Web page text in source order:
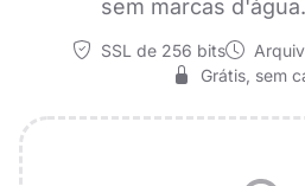
sem marcas
SSL de 256 bits
Grátis, sem